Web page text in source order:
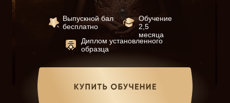
Обучение
2,5
месяца
Диплом установленного
образца
Выпускной бал
бесплатно